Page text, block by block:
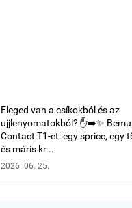
Eleged van a csíkokból és az
ujjlenyomatokból? ✋➡️✨
Contact T1-et: egy spricc, egy
és máris kr...
2026. 06. 25.